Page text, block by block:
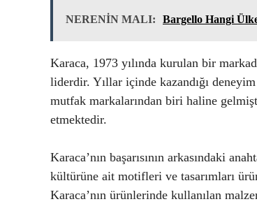
NERENİN MALI: Bargello Hangi
Karaca, 1973 yılında kurulan bir
liderdir. Yıllar içinde kazandığı
mutfak markalarından biri haline
etmektedir.
Karaca’nın başarısının arkasındaki
kültürüne ait motifleri ve tasarımları
Karaca’nın ürünlerinde kullanılan